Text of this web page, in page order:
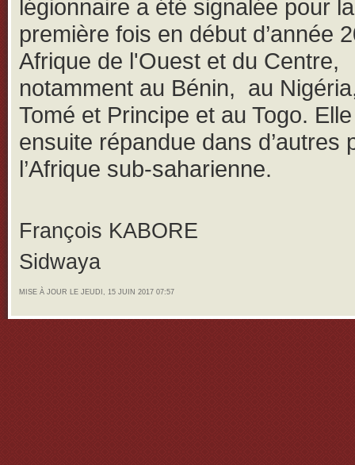
légionnaire a été signalée pour la
première fois en début d’année
Afrique de l'Ouest et du Centre,
notamment au Bénin, au
Tomé et Principe et au Togo. Elle
ensuite répandue dans d’autres
l’Afrique sub-saharienne.
François KABORE
Sidwaya
MISE À JOUR LE JEUDI, 15 JUIN 2017 07:57